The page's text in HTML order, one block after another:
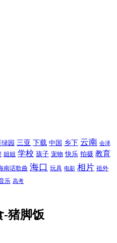
绿园 三亚 下载 中国 乡下 云南 会泽
姐姐 学校 孩子 宠物 快乐 拍摄 教育
南话歌曲 海口 玩具 电影 相片 祖外
乐 高考
-猪脚饭